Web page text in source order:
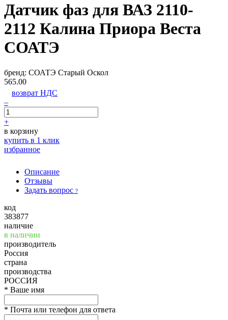
Датчик фаз для ВАЗ 2110-
2112 Калина Приора Веста
СОАТЭ
бренд: СОАТЭ Старый Оскол
565.00
возврат НДС
–
+
в корзину
купить в 1 клик
избранное
Описание
Отзывы
Задать вопрос ?
код
383877
наличие
в наличии
производитель
Россия
страна
производства
РОССИЯ
* Ваше имя
* Почта или телефон для ответа